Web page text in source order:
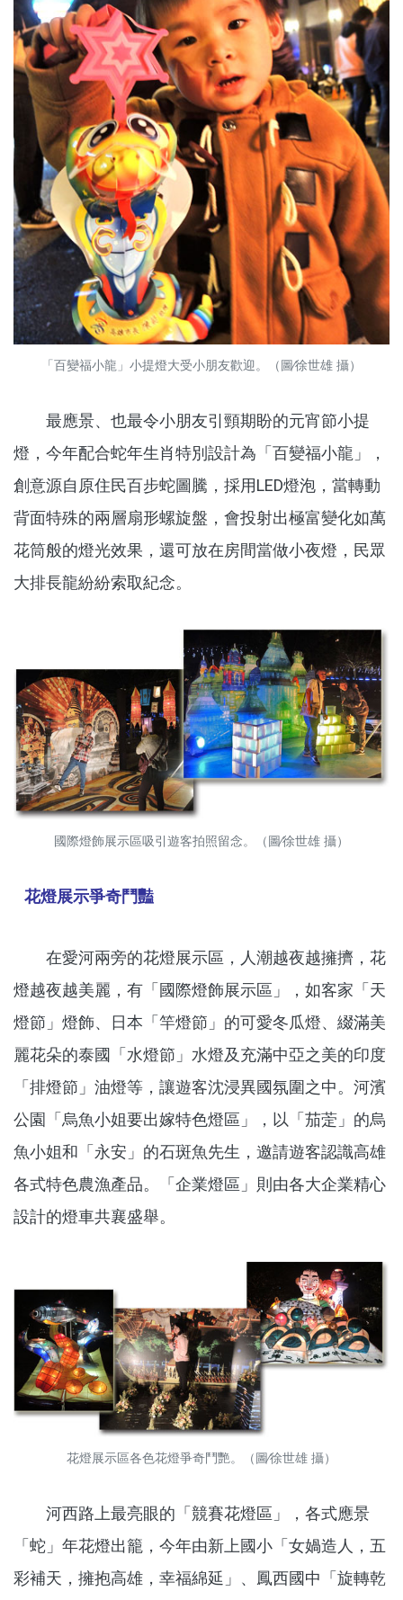
「百變福小龍」小提燈大受小朋友歡迎。（圖∕徐世雄 攝）
最應景、也最令小朋友引頸期盼的元宵節小提
燈，今年配合蛇年生肖特別設計為「百變福小龍」，
創意源自原住民百步蛇圖騰，採用LED燈泡，當轉動
背面特殊的兩層扇形螺旋盤，會投射出極富變化如萬
花筒般的燈光效果，還可放在房間當做小夜燈，民眾
大排長龍紛紛索取紀念。
國際燈飾展示區吸引遊客拍照留念。（圖∕徐世雄 攝）
花燈展示爭奇鬥豔
在愛河兩旁的花燈展示區，人潮越夜越擁擠，花
燈越夜越美麗，有「國際燈飾展示區」，如客家「天
燈節」燈飾、日本「竿燈節」的可愛冬瓜燈、綴滿美
麗花朵的泰國「水燈節」水燈及充滿中亞之美的印度
「排燈節」油燈等，讓遊客沈浸異國氛圍之中。河濱
公園「烏魚小姐要出嫁特色燈區」，以「茄萣」的烏
魚小姐和「永安」的石斑魚先生，邀請遊客認識高雄
各式特色農漁產品。「企業燈區」則由各大企業精心
設計的燈車共襄盛舉。
花燈展示區各色花燈爭奇鬥艷。（圖∕徐世雄 攝）
河西路上最亮眼的「競賽花燈區」，各式應景
「蛇」年花燈出籠，今年由新上國小「女媧造人，五
彩補天，擁抱高雄，幸福綿延」、鳳西國中「旋轉乾